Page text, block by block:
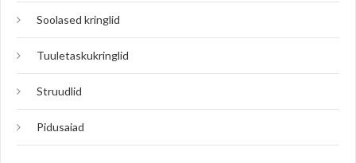
Soolased kringlid
Tuuletaskukringlid
Struudlid
Pidusaiad